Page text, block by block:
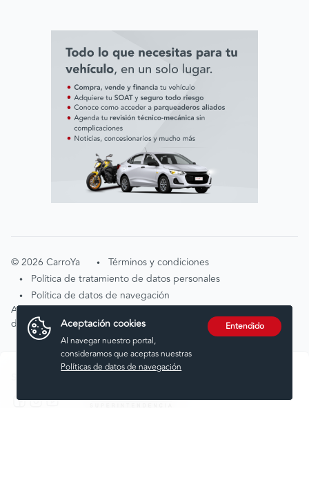
©2026 CarroYa • Términos y condiciones
• Política de tratamiento de datos personales
•
Política de datos de navegación
Atención de solicitudes por tratamiento de
datostratamientodedatos@carroya.com
Aceptación cookies
Al navegar nuestro portal,
consideramos que aceptas nuestras
Políticas de datos de navegación
Entendido